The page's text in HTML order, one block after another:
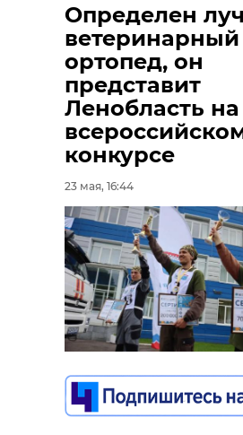
Определен
ветеринарный
ортопед, он
представит
Ленобласть на
конкурсе
23 мая, 16:44